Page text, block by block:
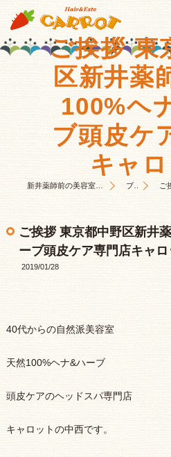
ご挨拶 東
区新井薬
100%ヘ
ブ頭皮ケ
キャ
新井薬師前の美容室はHair&Este キャロット ブログ ご挨
ご挨拶 東京都中野区新井
ーブ頭皮ケア専門店キャロ
2019/01/28
40代からの自然派美容室
天然100%ヘナ&ハーブ
頭皮ケアのヘッドスパ専門店
キャロットの中西です。